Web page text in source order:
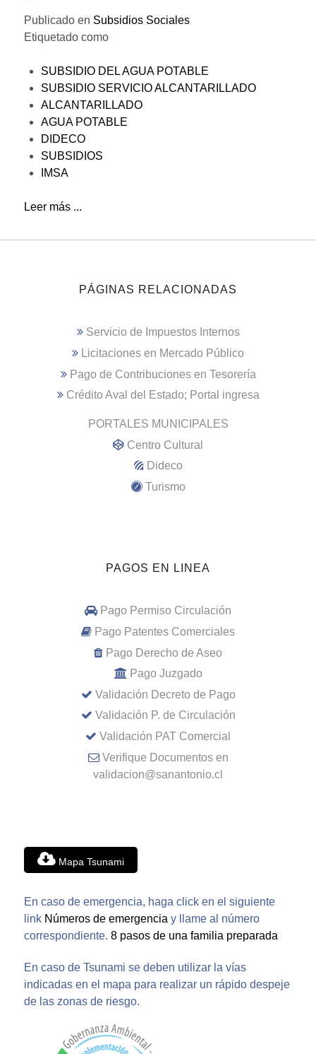
Publicado en Subsidios Sociales
Etiquetado como
SUBSIDIO DEL AGUA POTABLE
SUBSIDIO SERVICIO ALCANTARILLADO
ALCANTARILLADO
AGUA POTABLE
DIDECO
SUBSIDIOS
IMSA
Leer más ...
PÁGINAS RELACIONADAS
Servicio de Impuestos Internos
Licitaciones en Mercado Público
Pago de Contribuciones en Tesorería
Crédito Aval del Estado; Portal ingresa
PORTALES MUNICIPALES
Centro Cultural
Dideco
Turismo
PAGOS EN LINEA
Pago Permiso Circulación
Pago Patentes Comerciales
Pago Derecho de Aseo
Pago Juzgado
Validación Decreto de Pago
Validación P. de Circulación
Validación PAT Comercial
Verifique Documentos en
validacion@sanantonio.cl
Mapa Tsunami
En caso de emergencia, haga click en el siguiente
link Números de emergencia y llame al número
correspondiente. 8 pasos de una familia preparada
En caso de Tsunami se deben utilizar la vías
indicadas en el mapa para realizar un rápido despeje
de las zonas de riesgo.